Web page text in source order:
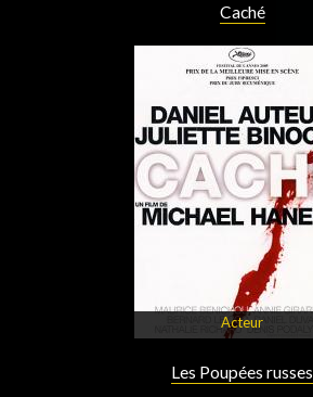
Caché
Acteur
Les Poupées russes